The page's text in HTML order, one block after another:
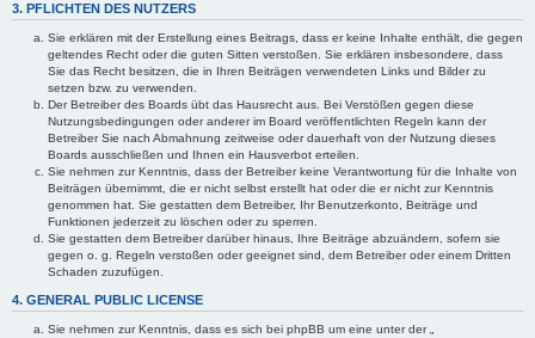
3. PFLICHTEN DES NUTZERS
Sie erklären mit der Erstellung eines Beitrags, dass er keine Inhalte enthält, die gegen
geltendes Recht oder die guten Sitten verstoßen. Sie erklären insbesondere, dass
Sie das Recht besitzen, die in Ihren Beiträgen verwendeten Links und Bilder zu
setzen bzw. zu verwenden.
Der Betreiber des Boards übt das Hausrecht aus. Bei Verstößen gegen diese
Nutzungsbedingungen oder anderer im Board veröffentlichten Regeln kann der
Betreiber Sie nach Abmahnung zeitweise oder dauerhaft von der Nutzung dieses
Boards ausschließen und Ihnen ein Hausverbot erteilen.
Sie nehmen zur Kenntnis, dass der Betreiber keine Verantwortung für die Inhalte von
Beiträgen übernimmt, die er nicht selbst erstellt hat oder die er nicht zur Kenntnis
genommen hat. Sie gestatten dem Betreiber, Ihr Benutzerkonto, Beiträge und
Funktionen jederzeit zu löschen oder zu sperren.
Sie gestatten dem Betreiber darüber hinaus, Ihre Beiträge abzuändern, sofern sie
gegen o. g. Regeln verstoßen oder geeignet sind, dem Betreiber oder einem Dritten
Schaden zuzufügen.
4. GENERAL PUBLIC LICENSE
Sie nehmen zur Kenntnis, dass es sich bei phpBB um eine unter der „